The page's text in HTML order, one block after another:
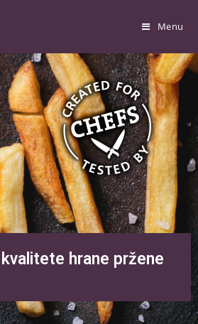
Menu
kvalitete hrane pržene